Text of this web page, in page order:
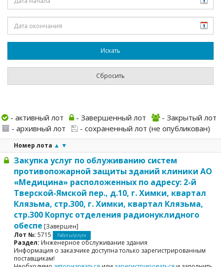
- активный лот - Завершенный лот
- Закрытый лот
- архивный лот
- сохраненный лот (не опубликован)
Номер лота ▲ ▼
Закупка услуг по облуживанию систем
противопожарной защиты зданий клиники АО
«Медицина» расположенных по адресу: 2-й
Тверской-Ямской пер., д.10, г. Химки, квартал
Клязьма, стр.300, г. Химки, квартал Клязьма,
стр.300 Корпус отделения радионуклидного
обеспе [Завершен]
Лот №: 5715 Работы/услуги
Раздел: Инженерное обслуживание здания
Информация о заказчике доступна только зарегистрированным
поставщикам!